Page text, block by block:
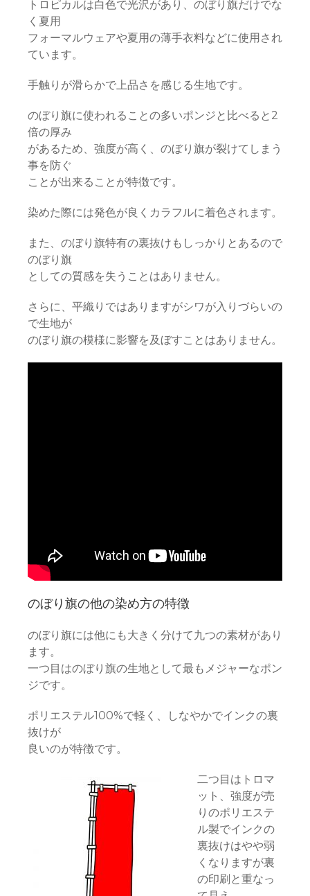
トロピカルは白色で光沢があり、のぼり旗だけでな
く夏用
フォーマルウェアや夏用の薄手衣料などに使用され
ています。
手触りが滑らかで上品さを感じる生地です。
のぼり旗に使われることの多いポンジと比べると2
倍の厚み
があるため、強度が高く、のぼり旗が裂けてしまう
事を防ぐ
ことが出来ることが特徴です。
染めた際には発色が良くカラフルに着色されます。
また、のぼり旗特有の裏抜けもしっかりとあるので
のぼり旗
としての質感を失うことはありません。
さらに、平織りではありますがシワが入りづらいの
で生地が
のぼり旗の模様に影響を及ぼすことはありません。
のぼり旗の他の染め方の特徴
のぼり旗には他にも大きく分けて九つの素材があり
ます。
一つ目はのぼり旗の生地として最もメジャーなポン
ジです。
ポリエステル100%で軽く、しなやかでインクの裏
抜けが
良いのが特徴です。
二つ目はトロマ
ット、強度が売
りのポリエステ
ル製でインクの
裏抜けはやや弱
くなりますが裏
の印刷と重なっ